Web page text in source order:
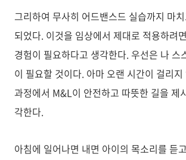
그리하여 무사히 어드밴스드 실습까지 마
되었다. 이것을 임상에서 제대로 적용하려
경험이 필요하다고 생각한다. 우선은 나 스
이 필요할 것이다. 아마 오랜 시간이 걸리
과정에서 M&L이 안전하고 따뜻한 길을 제
각한다.
아침에 일어나면 내면 아이의 목소리를 듣